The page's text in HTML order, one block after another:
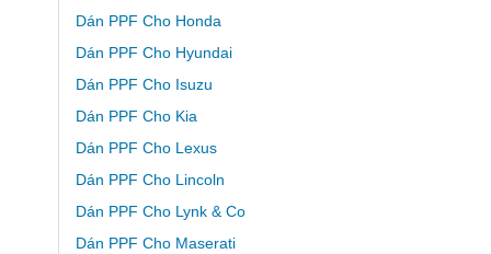
Dán PPF Cho Honda
Dán PPF Cho Hyundai
Dán PPF Cho Isuzu
Dán PPF Cho Kia
Dán PPF Cho Lexus
Dán PPF Cho Lincoln
Dán PPF Cho Lynk & Co
Dán PPF Cho Maserati